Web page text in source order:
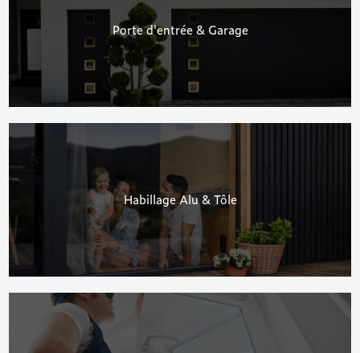
Porte d'entrée & Garage
Habillage Alu & Tôle